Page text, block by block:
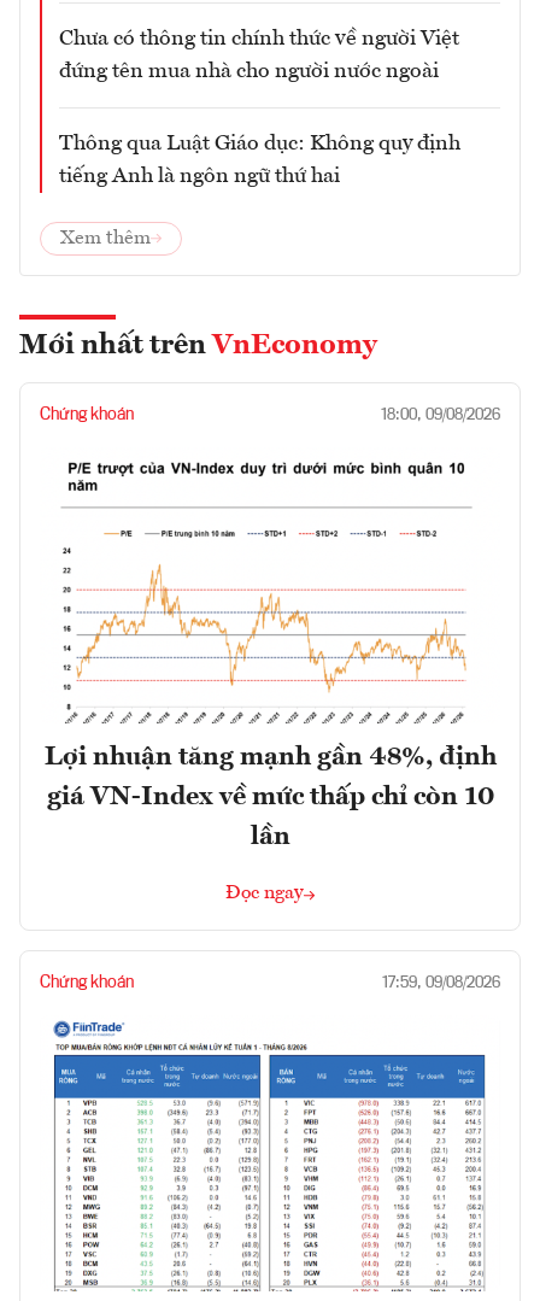
Chưa có thông tin chính thức về người Việt
đứng tên mua nhà cho người nước ngoài
Thông qua Luật Giáo dục: Không quy định
tiếng Anh là ngôn ngữ thứ hai
Xem thêm
Mới nhất trên VnEconomy
Chứng khoán 18:00, 09/08/2026
Lợi nhuận tăng mạnh gần 48%, định
giá VN-Index về mức thấp chỉ còn 10
lần
Đọc ngay
Chứng khoán 17:59, 09/08/2026